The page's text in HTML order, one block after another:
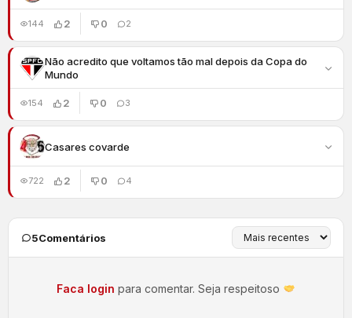
144 2 0 2
Não acredito que voltamos tão mal depois da Copa do
Mundo
154 2 0 3
Casares covarde
722 2 0 4
5Comentários
Faca login para comentar. Seja respeitoso